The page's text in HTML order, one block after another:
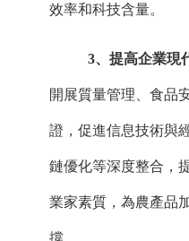
效率和科技含量。
3、提高企業現
開展質量管理、食品
證，促進信息技術與
鏈優化等深度整合，
業家素質，為農產品
撐。